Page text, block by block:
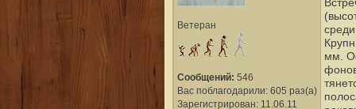
Ветеран
Сообщений: 546
Вас поблагодарили: 605 раз(а)
Зарегистрирован: 11.06.11
мм.